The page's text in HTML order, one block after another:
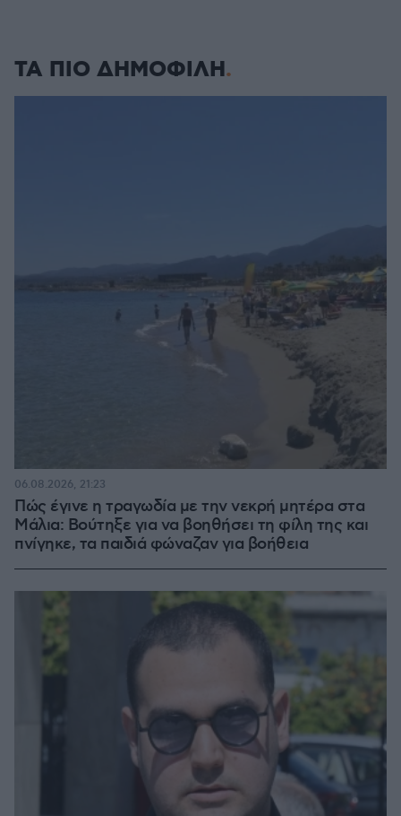
ΤΑ ΠΙΟ ΔΗΜΟΦΙΛΗ
Πώς έγινε η τραγωδία με την νεκρή μητέρα στα
Μάλια: Βούτηξε για να βοηθήσει τη φίλη της και
πνίγηκε, τα παιδιά φώναζαν για βοήθεια
06.08.2026, 21:23